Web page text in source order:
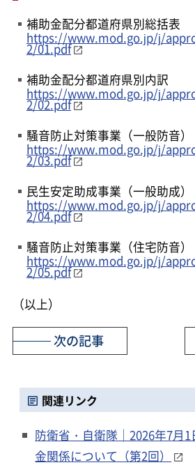
補助金配分都道府県別総括表
https://www.mod.go.jp/j/
2/01.pdf
補助金配分都道府県別内訳
https://www.mod.go.jp/j/
2/02.pdf
騒音防止対策事業（一般防音）
https://www.mod.go.jp/j/
2/03.pdf
民生安定助成事業（一般助成）
https://www.mod.go.jp/j/
2/04.pdf
騒音防止対策事業（住宅防音）
https://www.mod.go.jp/j/
2/05.pdf
（以上）
次の記事
関連リンク
防衛省・自衛隊｜2026年7月
金関係について（第2回）